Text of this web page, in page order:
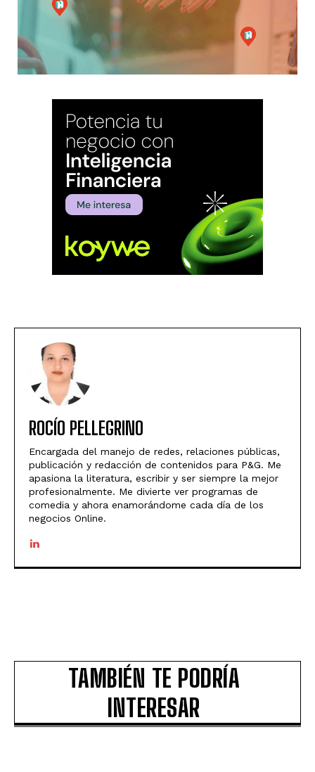
ROCÍO PELLEGRINO
Encargada del manejo de redes, relaciones públicas,
publicación y redacción de contenidos para P&G. Me
apasiona la literatura, escribir y ser siempre la mejor
profesionalmente. Me divierte ver programas de
comedia y ahora enamorándome cada día de los
negocios Online.
TAMBIÉN TE PODRÍA
INTERESAR